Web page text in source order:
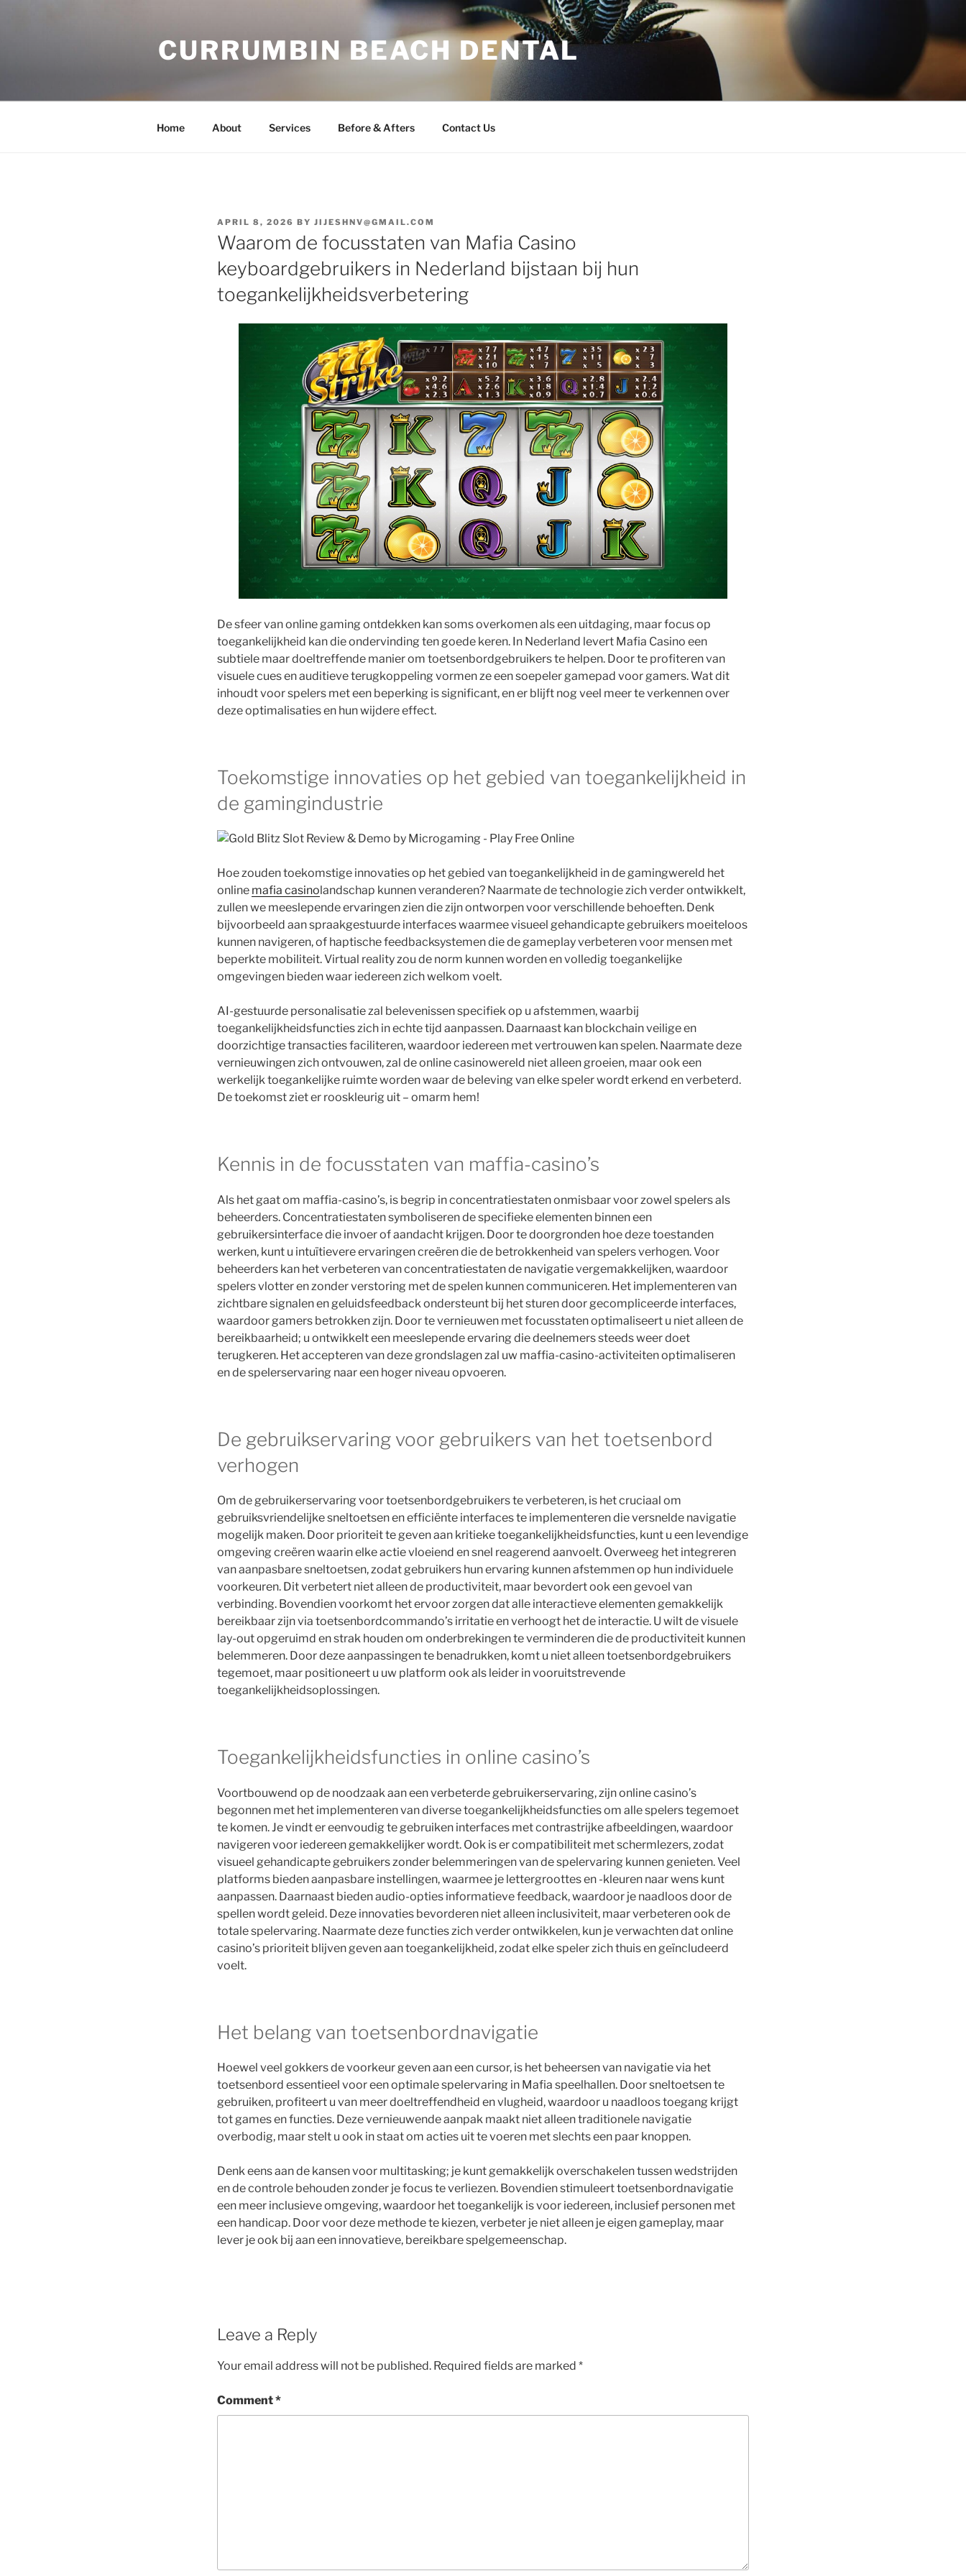
CURRUMBIN BEACH DENTAL
Home About Services Before & Afters Contact Us
POSTED
ON
APRIL 8, 2026 BY JIJESHNV@GMAIL.COM
Waarom de focusstaten van Mafia Casino
keyboardgebruikers in Nederland bijstaan bij hun
toegankelijkheidsverbetering
De sfeer van online gaming ontdekken kan soms overkomen als een uitdaging, maar focus op
toegankelijkheid kan die ondervinding ten goede keren. In Nederland levert Mafia Casino een
subtiele maar doeltreffende manier om toetsenbordgebruikers te helpen. Door te profiteren van
visuele cues en auditieve terugkoppeling vormen ze een soepeler gamepad voor gamers. Wat dit
inhoudt voor spelers met een beperking is significant, en er blijft nog veel meer te verkennen over
deze optimalisaties en hun wijdere effect.
Toekomstige innovaties op het gebied van toegankelijkheid in
de gamingindustrie
Hoe zouden toekomstige innovaties op het gebied van toegankelijkheid in de gamingwereld het
online mafia casinolandschap kunnen veranderen? Naarmate de technologie zich verder ontwikkelt,
zullen we meeslepende ervaringen zien die zijn ontworpen voor verschillende behoeften. Denk
bijvoorbeeld aan spraakgestuurde interfaces waarmee visueel gehandicapte gebruikers moeiteloos
kunnen navigeren, of haptische feedbacksystemen die de gameplay verbeteren voor mensen met
beperkte mobiliteit. Virtual reality zou de norm kunnen worden en volledig toegankelijke
omgevingen bieden waar iedereen zich welkom voelt.
AI-gestuurde personalisatie zal belevenissen specifiek op u afstemmen, waarbij
toegankelijkheidsfuncties zich in echte tijd aanpassen. Daarnaast kan blockchain veilige en
doorzichtige transacties faciliteren, waardoor iedereen met vertrouwen kan spelen. Naarmate deze
vernieuwingen zich ontvouwen, zal de online casinowereld niet alleen groeien, maar ook een
werkelijk toegankelijke ruimte worden waar de beleving van elke speler wordt erkend en verbeterd.
De toekomst ziet er rooskleurig uit – omarm hem!
Kennis in de focusstaten van maffia-casino’s
Als het gaat om maffia-casino’s, is begrip in concentratiestaten onmisbaar voor zowel spelers als
beheerders. Concentratiestaten symboliseren de specifieke elementen binnen een
gebruikersinterface die invoer of aandacht krijgen. Door te doorgronden hoe deze toestanden
werken, kunt u intuïtievere ervaringen creëren die de betrokkenheid van spelers verhogen. Voor
beheerders kan het verbeteren van concentratiestaten de navigatie vergemakkelijken, waardoor
spelers vlotter en zonder verstoring met de spelen kunnen communiceren. Het implementeren van
zichtbare signalen en geluidsfeedback ondersteunt bij het sturen door gecompliceerde interfaces,
waardoor gamers betrokken zijn. Door te vernieuwen met focusstaten optimaliseert u niet alleen de
bereikbaarheid; u ontwikkelt een meeslepende ervaring die deelnemers steeds weer doet
terugkeren. Het accepteren van deze grondslagen zal uw maffia-casino-activiteiten optimaliseren
en de spelerservaring naar een hoger niveau opvoeren.
De gebruikservaring voor gebruikers van het toetsenbord
verhogen
Om de gebruikerservaring voor toetsenbordgebruikers te verbeteren, is het cruciaal om
gebruiksvriendelijke sneltoetsen en efficiënte interfaces te implementeren die versnelde navigatie
mogelijk maken. Door prioriteit te geven aan kritieke toegankelijkheidsfuncties, kunt u een levendige
omgeving creëren waarin elke actie vloeiend en snel reagerend aanvoelt. Overweeg het integreren
van aanpasbare sneltoetsen, zodat gebruikers hun ervaring kunnen afstemmen op hun individuele
voorkeuren. Dit verbetert niet alleen de productiviteit, maar bevordert ook een gevoel van
verbinding. Bovendien voorkomt het ervoor zorgen dat alle interactieve elementen gemakkelijk
bereikbaar zijn via toetsenbordcommando’s irritatie en verhoogt het de interactie. U wilt de visuele
lay-out opgeruimd en strak houden om onderbrekingen te verminderen die de productiviteit kunnen
belemmeren. Door deze aanpassingen te benadrukken, komt u niet alleen toetsenbordgebruikers
tegemoet, maar positioneert u uw platform ook als leider in vooruitstrevende
toegankelijkheidsoplossingen.
Toegankelijkheidsfuncties in online casino’s
Voortbouwend op de noodzaak aan een verbeterde gebruikerservaring, zijn online casino’s
begonnen met het implementeren van diverse toegankelijkheidsfuncties om alle spelers tegemoet
te komen. Je vindt er eenvoudig te gebruiken interfaces met contrastrijke afbeeldingen, waardoor
navigeren voor iedereen gemakkelijker wordt. Ook is er compatibiliteit met schermlezers, zodat
visueel gehandicapte gebruikers zonder belemmeringen van de spelervaring kunnen genieten. Veel
platforms bieden aanpasbare instellingen, waarmee je lettergroottes en -kleuren naar wens kunt
aanpassen. Daarnaast bieden audio-opties informatieve feedback, waardoor je naadloos door de
spellen wordt geleid. Deze innovaties bevorderen niet alleen inclusiviteit, maar verbeteren ook de
totale spelervaring. Naarmate deze functies zich verder ontwikkelen, kun je verwachten dat online
casino’s prioriteit blijven geven aan toegankelijkheid, zodat elke speler zich thuis en geïncludeerd
voelt.
Het belang van toetsenbordnavigatie
Hoewel veel gokkers de voorkeur geven aan een cursor, is het beheersen van navigatie via het
toetsenbord essentieel voor een optimale spelervaring in Mafia speelhallen. Door sneltoetsen te
gebruiken, profiteert u van meer doeltreffendheid en vlugheid, waardoor u naadloos toegang krijgt
tot games en functies. Deze vernieuwende aanpak maakt niet alleen traditionele navigatie
overbodig, maar stelt u ook in staat om acties uit te voeren met slechts een paar knoppen.
Denk eens aan de kansen voor multitasking; je kunt gemakkelijk overschakelen tussen wedstrijden
en de controle behouden zonder je focus te verliezen. Bovendien stimuleert toetsenbordnavigatie
een meer inclusieve omgeving, waardoor het toegankelijk is voor iedereen, inclusief personen met
een handicap. Door voor deze methode te kiezen, verbeter je niet alleen je eigen gameplay, maar
lever je ook bij aan een innovatieve, bereikbare spelgemeenschap.
Leave a Reply
Your email address will not be published. Required fields are marked *
Comment*